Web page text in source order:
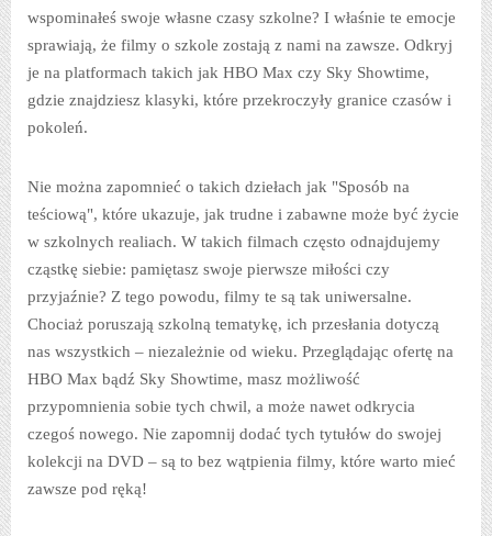
wspominałeś swoje własne czasy szkolne? I właśnie te emocje
sprawiają, że filmy o szkole zostają z nami na zawsze. Odkryj
je na platformach takich jak HBO Max czy Sky Showtime,
gdzie znajdziesz klasyki, które przekroczyły granice czasów i
pokoleń.
Nie można zapomnieć o takich dziełach jak "Sposób na
teściową", które ukazuje, jak trudne i zabawne może być życie
w szkolnych realiach. W takich filmach często odnajdujemy
cząstkę siebie: pamiętasz swoje pierwsze miłości czy
przyjaźnie? Z tego powodu, filmy te są tak uniwersalne.
Chociaż poruszają szkolną tematykę, ich przesłania dotyczą
nas wszystkich – niezależnie od wieku. Przeglądając ofertę na
HBO Max bądź Sky Showtime, masz możliwość
przypomnienia sobie tych chwil, a może nawet odkrycia
czegoś nowego. Nie zapomnij dodać tych tytułów do swojej
kolekcji na DVD – są to bez wątpienia filmy, które warto mieć
zawsze pod ręką!